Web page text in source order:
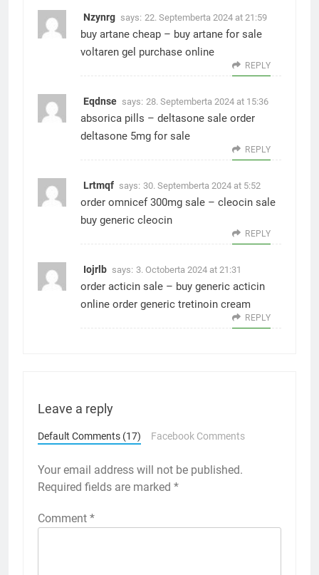
Nzynrg says: 22. Septemberta 2024 at 21:59
buy artane cheap – buy artane for sale
voltaren gel purchase online
REPLY
Eqdnse says: 28. Septemberta 2024 at 15:36
absorica pills – deltasone sale order
deltasone 5mg for sale
REPLY
Lrtmqf says: 30. Septemberta 2024 at 5:52
order omnicef 300mg sale – cleocin sale
buy generic cleocin
REPLY
Iojrlb says: 3. Octoberta 2024 at 21:31
order acticin sale – buy generic acticin
online order generic tretinoin cream
REPLY
Leave a reply
Default Comments (17) Facebook Comments
Your email address will not be published.
Required fields are marked *
Comment *